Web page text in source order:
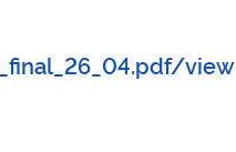
view